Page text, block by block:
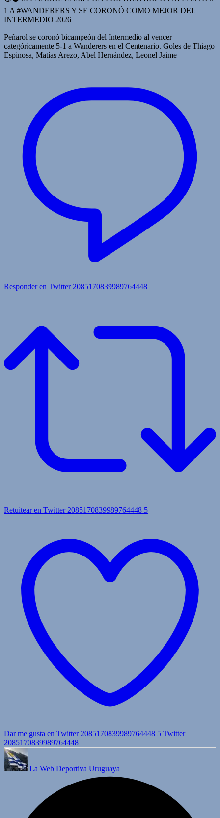
1 A #WANDERERS Y SE CORONÓ COMO MEJOR DEL
INTERMEDIO 2026
Peñarol se coronó bicampeón del Intermedio al vencer
categóricamente 5-1 a Wanderers en el Centenario. Goles de Thiago
Espinosa, Matías Arezo, Abel Hernández, Leonel Jaime
Responder en Twitter 2085170839989764448
Retuitear en Twitter 2085170839989764448 5
Dar me gusta en Twitter 2085170839989764448 5 Twitter
2085170839989764448
La Web Deportiva Uruguaya